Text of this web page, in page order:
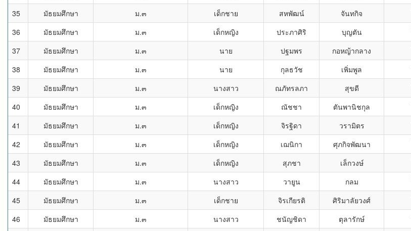
35
มัธยมศึกษา ม.๓ เด็กชาย สหพัฒน์ จันทกิจ
36
มัธยมศึกษา ม.๓ เด็กหญิง ประภาศิริ บุญตัน
37
มัธยมศึกษา ม.๓ นาย ปฐมพร กอหญ้ากลาง
38
มัธยมศึกษา ม.๓ นาย กุลธวัช เพิ่มพูล
39
มัธยมศึกษา ม.๓ นางสาว ณภัทรลภา สุขดี
40
มัธยมศึกษา ม.๓ เด็กหญิง ณัชชา ตันพานิชกุล
41
มัธยมศึกษา ม.๓ เด็กหญิง จิรฐิดา วรามิตร
42
มัธยมศึกษา ม.๓ เด็กหญิง เฌนิกา ศุภกิจพัฒนา
43
มัธยมศึกษา ม.๓ เด็กหญิง สุภชา เล็กวงษ์
44
มัธยมศึกษา ม.๓ นางสาว วายูน กลม
45
มัธยมศึกษา ม.๓ เด็กชาย จิรเกียรติ ศิริมาลัยวงศ์
46
มัธยมศึกษา ม.๓ นางสาว ชนัญชิดา ตุลารักษ์